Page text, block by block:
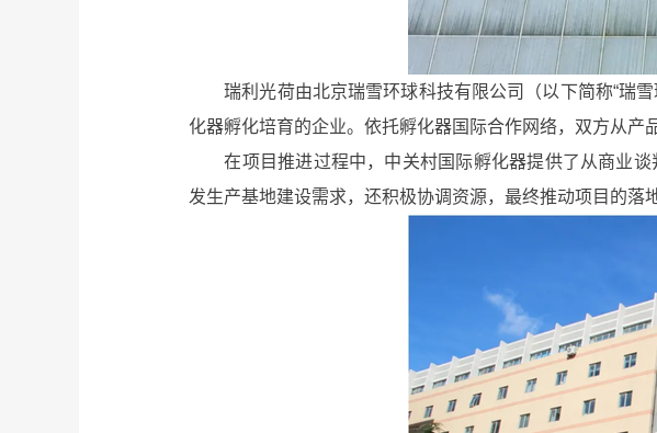
瑞利光荷由北京瑞雪环球科技有限公司（以下简称“瑞雪
化器孵化培育的企业。依托孵化器国际合作网络，双方从产
在项目推进过程中，中关村国际孵化器提供了从商业谈
发生产基地建设需求，还积极协调资源，最终推动项目的落